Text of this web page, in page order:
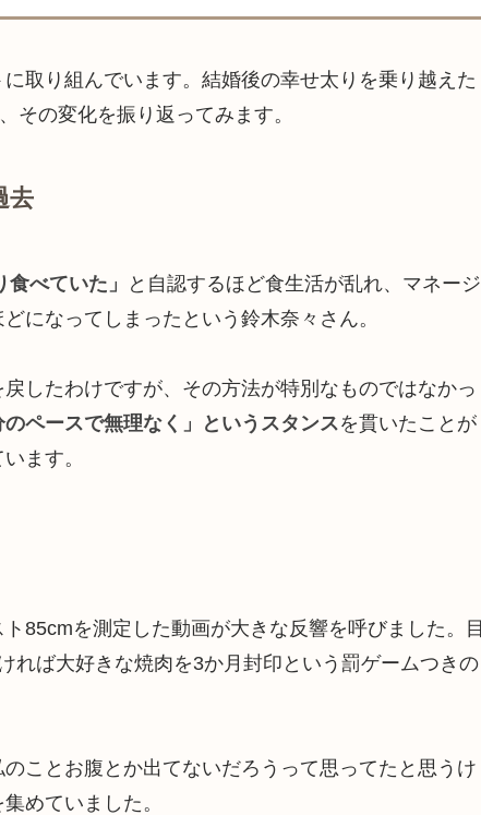
取り組んでいます。結婚後の幸せ太りを乗り越えた
その変化を振り返ってみます。
去
べていた」
と自認するほど食生活が乱れ、マネージ
になってしまったという鈴木奈々さん。
したわけですが、その方法が特別なものではなかっ
のペースで無理なく」というスタンスを貫いたことが
ます。
85cmを測定した動画が大きな反響を呼びました。目
れば大好きな焼肉を3か月封印という罰ゲームつきの
ことお腹とか出てないだろうって思ってたと思うけ
めていました。